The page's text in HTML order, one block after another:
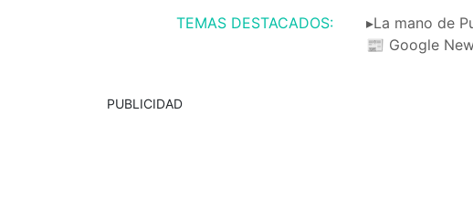
TEMAS DESTACADOS: ▸La mano de
📰 Google
PUBLICIDAD